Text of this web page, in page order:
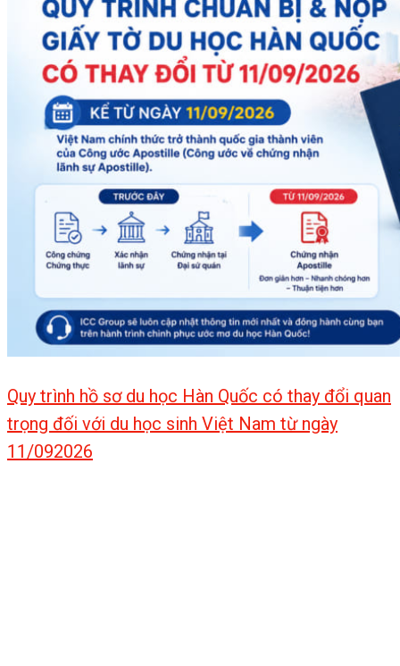
Quy trình hồ sơ du học Hàn Quốc có thay đổi quan
trọng đối với du học sinh Việt Nam từ ngày
11/092026